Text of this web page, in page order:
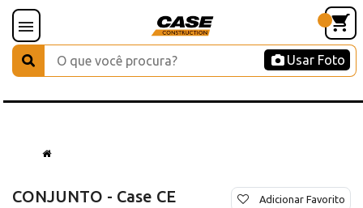
Usar Foto
CONJUNTO - Case CE Adicionar Favorito